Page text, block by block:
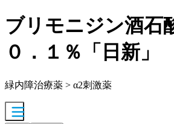
ブリモニジン酒石
０．１％「日新」
緑内障治療薬 > α2刺激薬